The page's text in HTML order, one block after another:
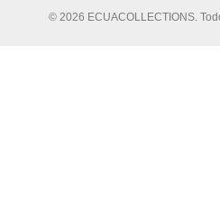
© 2026 ECUACOLLECTIONS.